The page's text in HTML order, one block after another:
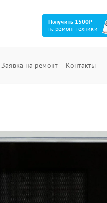
Получить 1500₽
на ремонт техники
Заявка на ремонт Контакты